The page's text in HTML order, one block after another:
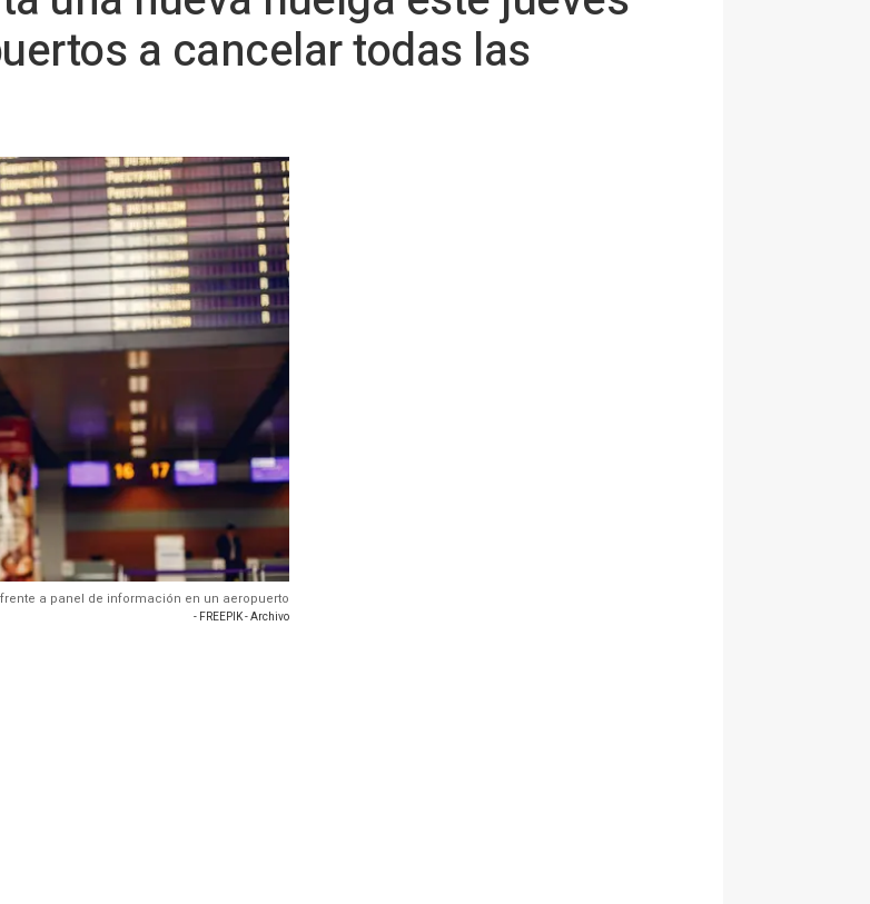
a cancelar todas las
a panel de información en un aeropuerto
- FREEPIK - Archivo